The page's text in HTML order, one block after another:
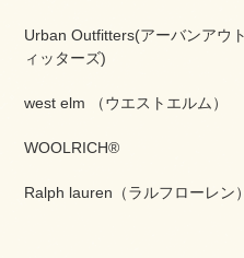
Urban Outfitters(アーバンアウ
ィッターズ)
west elm （ウエストエルム）
WOOLRICH®
Ralph lauren（ラルフローレン）